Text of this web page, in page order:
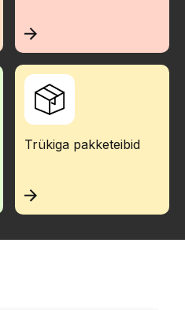
Trükiga pakketeibid